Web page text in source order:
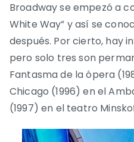
Broadway se empezó a
White Way” y así se
después. Por cierto, hay
pero solo tres son
Fantasma de la ópera
Chicago (1996) en el
(1997) en el teatro